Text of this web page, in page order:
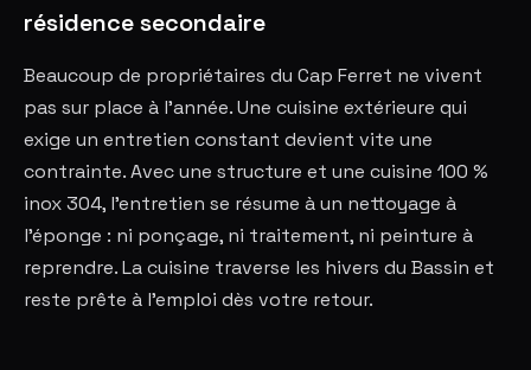
résidence secondaire
Beaucoup de propriétaires du Cap Ferret ne vivent
pas sur place à l'année. Une cuisine extérieure qui
exige un entretien constant devient vite une
contrainte. Avec une structure et une cuisine 100 %
inox 304, l'entretien se résume à un nettoyage à
l'éponge : ni ponçage, ni traitement, ni peinture à
reprendre. La cuisine traverse les hivers du Bassin et
reste prête à l'emploi dès votre retour.